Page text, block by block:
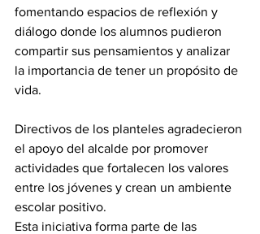
fomentando espacios de reflexión y
diálogo donde los alumnos pudieron
compartir sus pensamientos y analizar
la importancia de tener un propósito de
vida.
Directivos de los planteles agradecieron
el apoyo del alcalde por promover
actividades que fortalecen los valores
entre los jóvenes y crean un ambiente
escolar positivo.
Esta iniciativa forma parte de las